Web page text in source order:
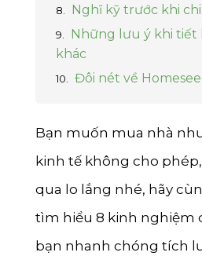
Hưng Yên
Bình Định
Thái Bình
Bắc Giang
Hòa Bình
Vĩnh Phúc
Nghĩ kỹ trước khi chi
Những lưu ý khi tiết
khác
Đôi nét về
Bạn muốn mua nhà
kinh tế không cho
qua lo lắng nhé, hãy
tìm hiểu 8 kinh nghiệm
bạn nhanh chóng tích